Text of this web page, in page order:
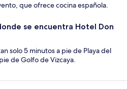
que ofrece cocina española.
se encuentra Hotel Don
solo 5 minutos a pie de Playa del
de Golfo de Vizcaya.